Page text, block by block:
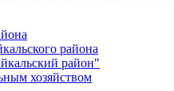
района
район"
хозяйством